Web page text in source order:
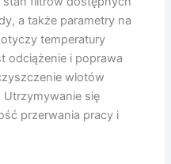
a także parametry na
temperatury
odciążenie i poprawa
wlotów
się
przerwania pracy i